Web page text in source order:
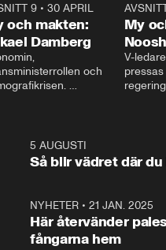
9• 30 APRIL
och makten:
Damberg
och
och Makten.
My
V-
– Vi
vara
1:065 AUGUSTI
Så blir vädret där
NYHETER •21 JAN. 2025
Här återvänder
fångarna hem